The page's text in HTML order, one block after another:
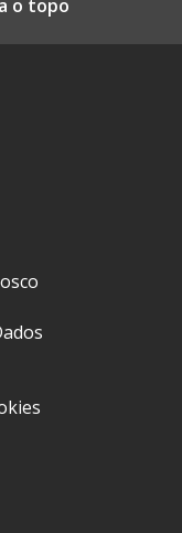
o topo